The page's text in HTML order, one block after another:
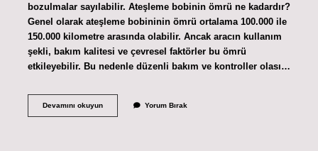
bozulmalar sayılabilir. Ateşleme bobinin ömrü ne kadardır?
Genel olarak ateşleme bobininin ömrü ortalama 100.000 ile
150.000 kilometre arasında olabilir. Ancak aracın kullanım
şekli, bakım kalitesi ve çevresel faktörler bu ömrü
etkileyebilir. Bu nedenle düzenli bakım ve kontroller olası…
Devamını okuyunAteşleme
Yorum Bırak